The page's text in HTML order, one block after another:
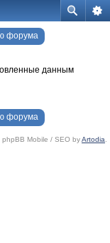
форума
данным
форума
phpBB Mobile / SEO byArtodia